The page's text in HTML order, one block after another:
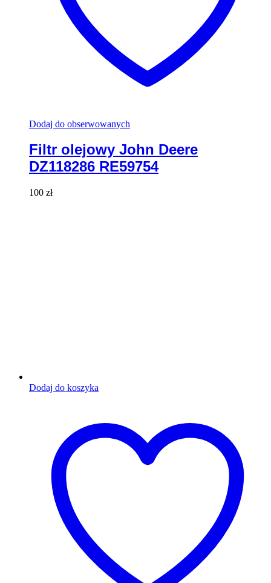
Dodaj do obserwowanych
Filtr olejowy John Deere
DZ118286 RE59754
100 zł
Dodaj do koszyka